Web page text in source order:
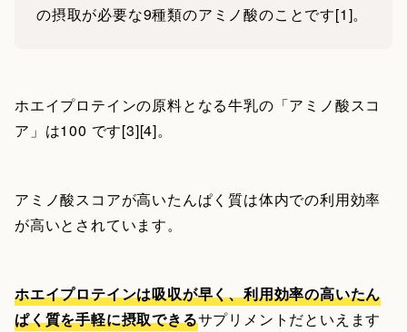
の摂取が必要な9種類のアミノ酸のことです[1]。
ホエイプロテインの原料となる牛乳の「アミノ酸スコ
ア」は100 です[3][4]。
アミノ酸スコアが高いたんぱく質は体内での利用効率
が高いとされています。
ホエイプロテインは吸収が早く、利用効率の高いたん
ぱく質を手軽に摂取できるサプリメントだといえます